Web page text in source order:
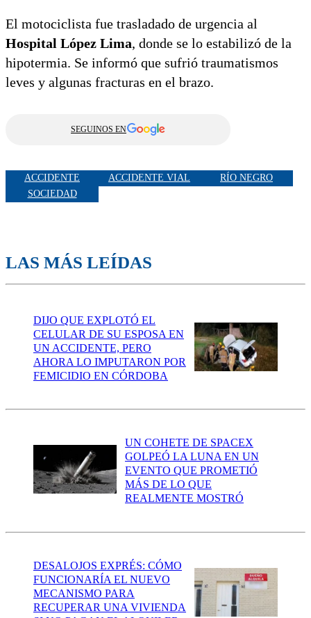
El motociclista fue trasladado de urgencia al
Hospital López Lima, donde se lo estabilizó de la
hipotermia. Se informó que sufrió traumatismos
leves y algunas fracturas en el brazo.
SEGUINOS EN
ACCIDENTE ACCIDENTE VIAL
RÍO NEGRO
SOCIEDAD
LAS MÁS LEÍDAS
DIJO QUE EXPLOTÓ EL
CELULAR DE SU ESPOSA EN
UN ACCIDENTE, PERO
AHORA LO IMPUTARON POR
FEMICIDIO EN CÓRDOBA
UN COHETE DE SPACEX
GOLPEÓ LA LUNA EN UN
EVENTO QUE PROMETIÓ
MÁS DE LO QUE
REALMENTE MOSTRÓ
DESALOJOS EXPRÉS: CÓMO
FUNCIONARÍA EL NUEVO
MECANISMO PARA
RECUPERAR UNA VIVIENDA